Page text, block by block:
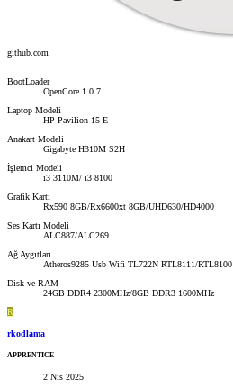
github.com
BootLoader
OpenCore 1.0.7
Laptop Modeli
HP Pavilion 15-E
Anakart Modeli
Gigabyte H310M S2H
İşlemci Modeli
i3 3110M/ i3 8100
Grafik Kartı
Rx590 8GB/Rx6600xt 8GB/UHD630/HD4000
Ses Kartı Modeli
ALC887/ALC269
Ağ Aygıtları
Atheros9285 Usb Wifi TL722N RTL8111/RTL8100
Disk ve RAM
24GB DDR4 2300MHz/8GB DDR3 1600MHz
R
rkodlama
APPRENTICE
2 Nis 2025